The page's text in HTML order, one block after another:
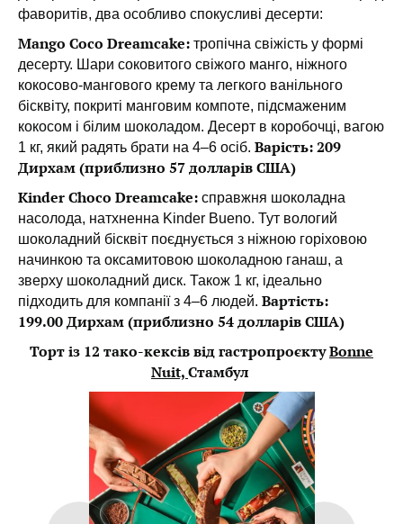
фаворитів, два особливо спокусливі десерти:
Mango Coco Dreamcake: тропічна свіжість у формі
десерту. Шари соковитого свіжого манго, ніжного
кокосово-мангового крему та легкого ванільного
бісквіту, покриті манговим компоте, підсмаженим
кокосом і білим шоколадом. Десерт в коробочці, вагою
1 кг, який радять брати на 4–6 осіб. Варість: 209
Дирхам (приблизно 57 долларів США)
Kinder Choco Dreamcake: справжня шоколадна
насолода, натхненна Kinder Bueno. Тут вологий
шоколадний бісквіт поєднується з ніжною горіховою
начинкою та оксамитовою шоколадною ганаш, а
зверху шоколадний диск. Також 1 кг, ідеально
підходить для компанії з 4–6 людей. Вартість:
199.00 Дирхам (приблизно 54 долларів США)
Торт із 12 тако-кексів від гастропроєктуBonne
Nuit,Стамбул